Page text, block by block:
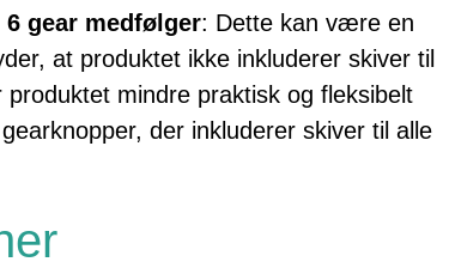
gear medfølger: Dette kan være en
at produktet ikke inkluderer skiver til
mindre praktisk og fleksibelt
der inkluderer skiver til alle